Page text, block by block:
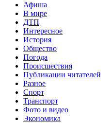
Афиша
В мире
ДТП
Интересное
История
Общество
Погода
Происшествия
Публикации читателей
Разное
Спорт
Транспорт
Фото и видео
Экономика